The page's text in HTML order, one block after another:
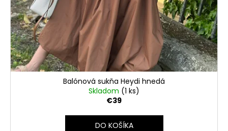
Balónová sukňa Heydi hnedá
Skladom (1 ks)
€39
DO KOŠÍKA